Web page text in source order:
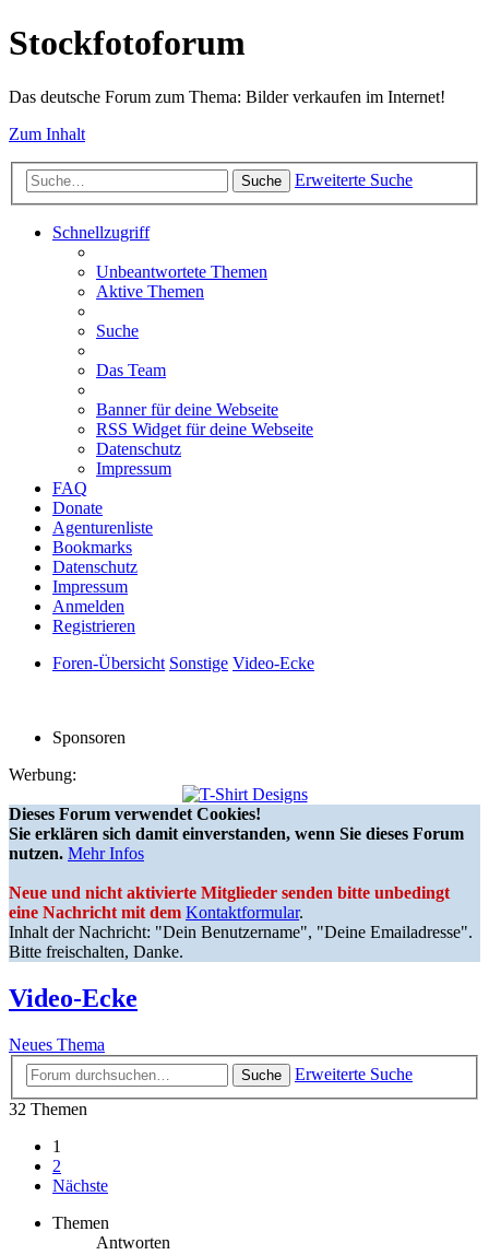
Stockfotoforum
Das deutsche Forum zum Thema: Bilder verkaufen im Internet!
Zum Inhalt
Suche Erweiterte Suche
Schnellzugriff
Unbeantwortete Themen
Aktive Themen
Suche
Das Team
Banner für deine Webseite
RSS Widget für deine Webseite
Datenschutz
Impressum
FAQ
Donate
Agenturenliste
Bookmarks
Datenschutz
Impressum
Anmelden
Registrieren
Foren-Übersicht Sonstige Video-Ecke
Sponsoren
Werbung:
Dieses Forum verwendet Cookies!
Sie erklären sich damit einverstanden, wenn Sie dieses Forum
nutzen. Mehr Infos
Neue und nicht aktivierte Mitglieder senden bitte unbedingt
eine Nachricht mit dem Kontaktformular.
Inhalt der Nachricht: "Dein Benutzername", "Deine Emailadresse".
Bitte freischalten, Danke.
Video-Ecke
Neues Thema
Suche
Erweiterte Suche
32 Themen
1
2
Nächste
Themen
Antworten